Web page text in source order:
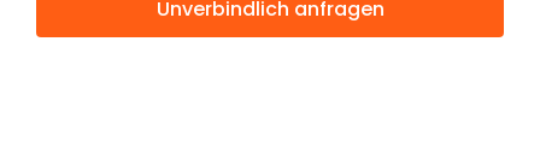
Unverbindlich anfragen